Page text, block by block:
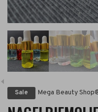
Sale Mega Beauty